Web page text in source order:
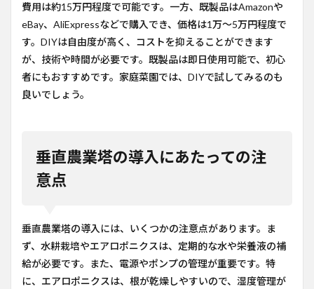
費用は約15万円程度で可能です。一方、既製品はAmazonや
eBay、AliExpressなどで購入でき、価格は1万〜5万円程度で
す。DIYは自由度が高く、コストを抑えることができます
が、技術や時間が必要です。既製品は即日使用可能で、初心
者にもおすすめです。家庭菜園では、DIYで試してみるのも
良いでしょう。
垂直農業塔の導入にあたっての注
意点
垂直農業塔の導入には、いくつかの注意点があります。ま
ず、水耕栽培やエアロポニクスは、定期的な水や栄養液の補
給が必要です。また、電源やポンプの管理が重要です。特
に、エアロポニクスは、根が乾燥しやすいので、湿度管理が